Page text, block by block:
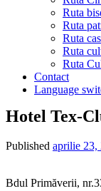
Ruta
Ruta
Ruta
Ruta
Ruta
Contact
Language
Hotel Tex-
Published aprilie 23,
Bdul Primăverii,